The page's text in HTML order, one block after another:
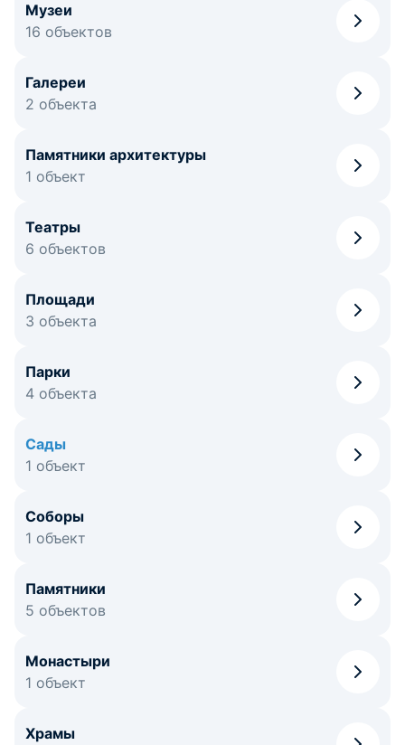
Музеи
16 объектов
Галереи
2 объекта
Памятники архитектуры
1 объект
Театры
6 объектов
Площади
3 объекта
Парки
4 объекта
Сады
1 объект
Соборы
1 объект
Памятники
5 объектов
Монастыри
1 объект
Храмы